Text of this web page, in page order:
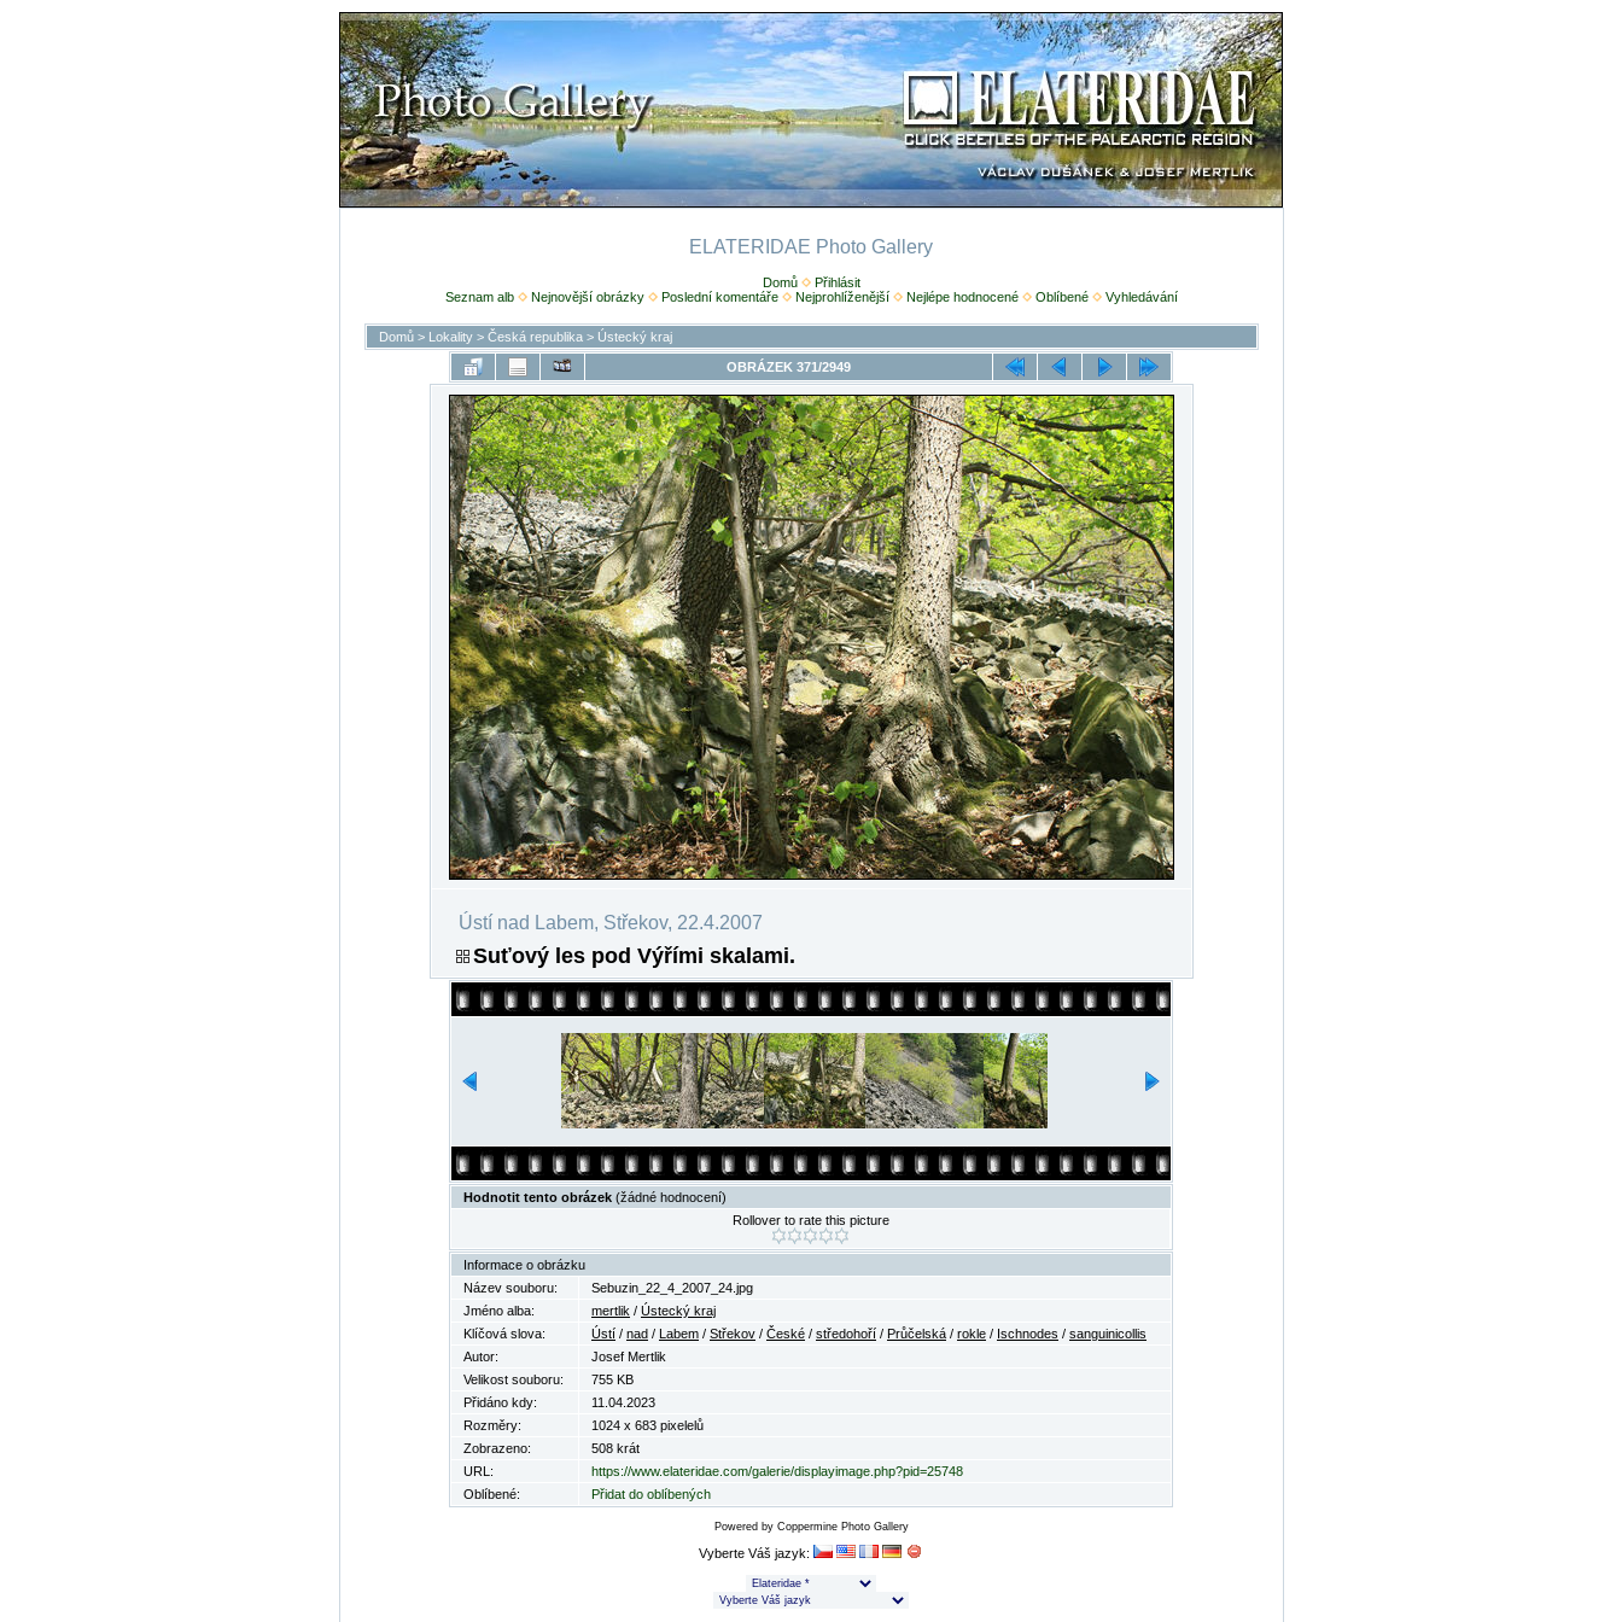
ELATERIDAE Photo Gallery
Domů
Přihlásit
Seznam alb
Nejnovější obrázky Poslední komentáře Nejprohlíženější Nejlépe hodnocené Oblíbené Vyhledávání
Domů> Lokality> Česká republika> Ústecký kraj
OBRÁZEK 371/2949
Ústí nad Labem, Střekov, 22.4.2007
Suťový les pod Výřími skalami.
Hodnotit tento obrázek (žádné hodnocení)
Rollover to rate this picture
Informace o obrázku
Název souboru:
Sebuzin_22_4_2007_24.jpg
Jméno alba:
mertlik / Ústecký kraj
Klíčová slova:
Ústí / nad / Labem / Střekov / České / středohoří / Průčelská / rokle / Ischnodes / sanguinicollis
Autor:
Josef Mertlik
Velikost souboru:
755 KB
Přidáno kdy:
11.04.2023
Rozměry:
1024 x 683 pixelelů
Zobrazeno:
508 krát
URL:
https://www.elateridae.com/galerie/displayimage.php?pid=25748
Oblíbené:
Přidat do oblíbených
Powered by Coppermine Photo Gallery
Vyberte Váš jazyk: